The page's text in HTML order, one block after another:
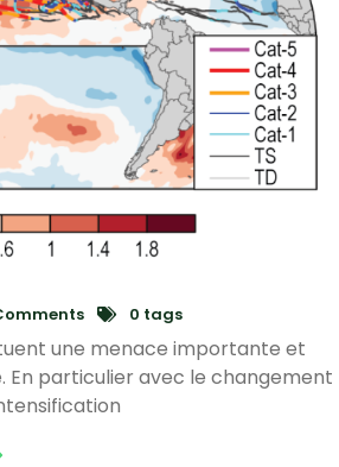
0 tags
une menace importante et
En particulier avec le changement